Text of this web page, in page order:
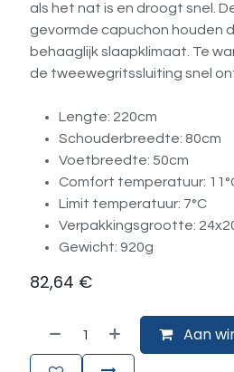
als het nat is en droogt snel.
gevormde capuchon houden
behaaglijk slaapklimaat. Te
de tweewegritssluiting snel
Lengte: 220cm
Schouderbreedte: 80cm
Voetbreedte: 50cm
Comfort temperatuur:
Limit temperatuur: 7°C
Verpakkingsgrootte:
Gewicht: 920g
82,64 €
Aan